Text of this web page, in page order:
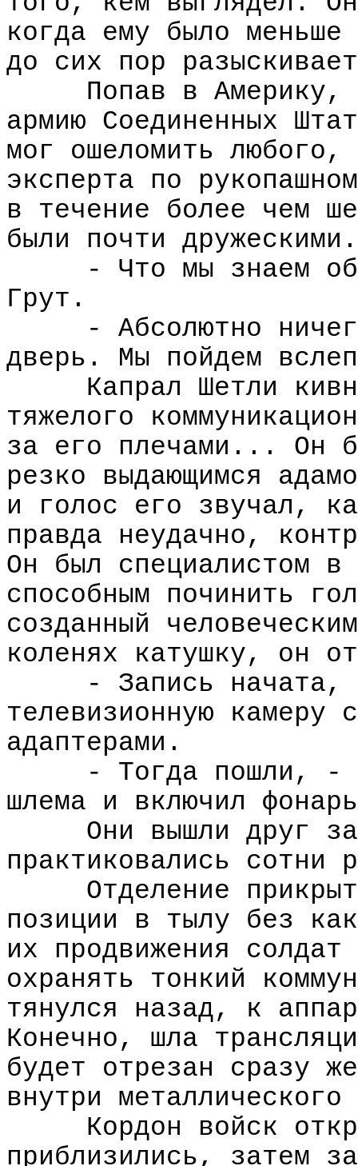
когда ему было
до сих пор
Попав в Америку,
армию Соединенных
мог ошеломить
эксперта по
в течение более чем
были почти дружескими.
- Что мы знаем
Грут.
- Абсолютно
дверь. Мы пойдем
Капрал Шетли
тяжелого
за его плечами... Он
резко выдающимся
и голос его звучал,
правда неудачно,
Он был специалистом в
способным починить
созданный
коленях катушку, он
- Запись начата,
телевизионную камеру
адаптерами.
- Тогда пошли, -
шлема и включил
Они вышли друг
практиковались сотни
Отделение
позиции в тылу без
их продвижения
охранять тонкий
тянулся назад, к
Конечно, шла
будет отрезан сразу
внутри
Кордон войск
приблизились, затем